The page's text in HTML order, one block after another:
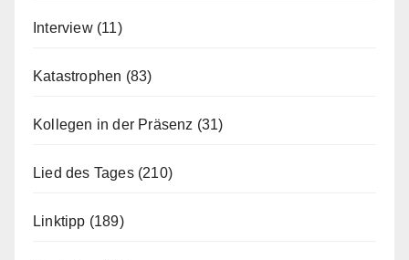
Interview(11)
Katastrophen (83)
Kollegen in der Präsenz (31)
Lied des Tages(210)
Linktipp (189)